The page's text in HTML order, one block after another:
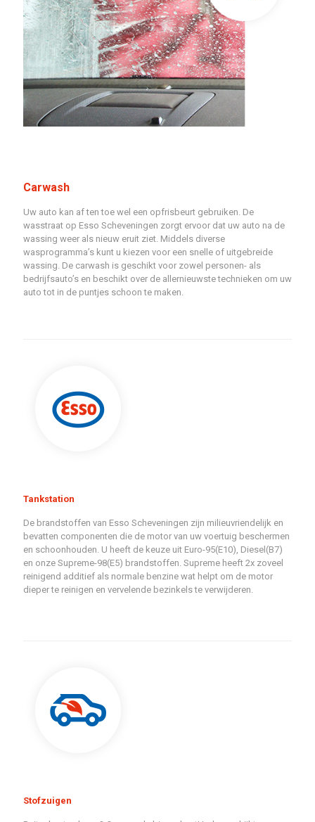
Carwash
Uw auto kan af ten toe wel een opfrisbeurt gebruiken. De
wasstraat op Esso Scheveningen zorgt ervoor dat uw auto na de
wassing weer als nieuw eruit ziet. Middels diverse
wasprogramma’s kunt u kiezen voor een snelle of uitgebreide
wassing. De carwash is geschikt voor zowel personen- als
bedrijfsauto’s en beschikt over de allernieuwste technieken om uw
auto tot in de puntjes schoon te maken.
Tankstation
De brandstoffen van Esso Scheveningen zijn milieuvriendelijk en
bevatten componenten die de motor van uw voertuig beschermen
en schoonhouden. U heeft de keuze uit Euro-95(E10), Diesel(B7)
en onze Supreme-98(E5) brandstoffen. Supreme heeft 2x zoveel
reinigend additief als normale benzine wat helpt om de motor
dieper te reinigen en vervelende bezinkels te verwijderen.
Stofzuigen